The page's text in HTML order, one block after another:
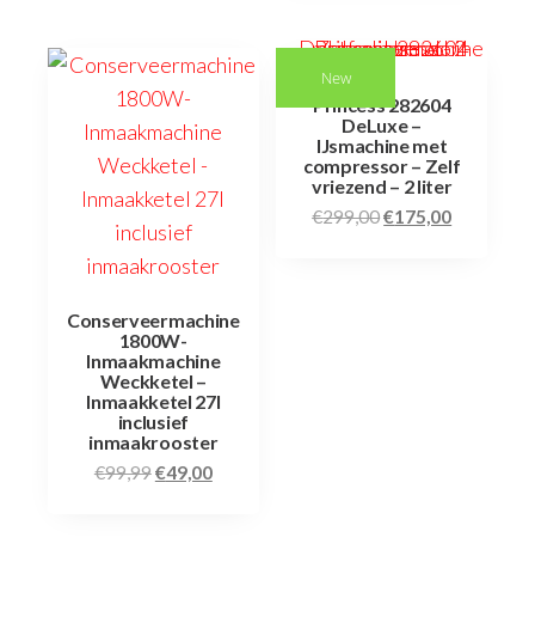
Conserveermachine
1800W-
Inmaakmachine
Weckketel –
Inmaakketel 27l
inclusief
inmaakrooster
€99,99€49,00
New
Princess 282604
DeLuxe –
IJsmachine met
compressor – Zelf
vriezend – 2 liter
€299,00€175,00